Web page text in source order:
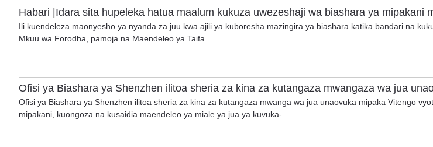
Habari |Idara sita hupeleka hatua maalum kukuza uwezeshaji wa biashara ya mipakani
Ili kuendeleza maonyesho ya nyanda za juu kwa ajili ya kuboresha mazingira ya biashara katika bandari na
Mkuu wa Forodha, pamoja na Maendeleo ya Taifa ...
Ofisi ya Biashara ya Shenzhen ilitoa sheria za kina za kutangaza mwangaza wa jua
Ofisi ya Biashara ya Shenzhen ilitoa sheria za kina za kutangaza mwanga wa jua unaovuka mipaka Vitengo
mipakani, kuongoza na kusaidia maendeleo ya miale ya jua ya kuvuka-.. .